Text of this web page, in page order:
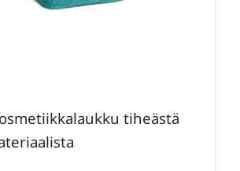
tiheästä